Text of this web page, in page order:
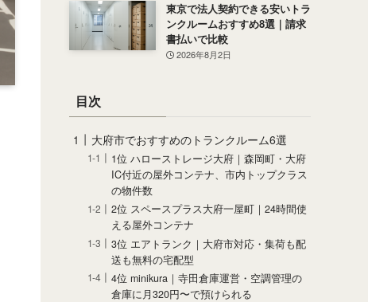
東京で法人契約できる安いトラ
ンクルームおすすめ8選｜請求
書払いで比較
2026年8月2日
目次
大府市でおすすめのトランクルーム6選
1位 ハローストレージ大府｜森岡町・大府
IC付近の屋外コンテナ、市内トップクラス
の物件数
2位 スペースプラス大府一屋町｜24時間使
える屋外コンテナ
3位 エアトランク｜大府市対応・集荷も配
送も無料の宅配型
4位 minikura｜寺田倉庫運営・空調管理の
倉庫に月320円〜で預けられる